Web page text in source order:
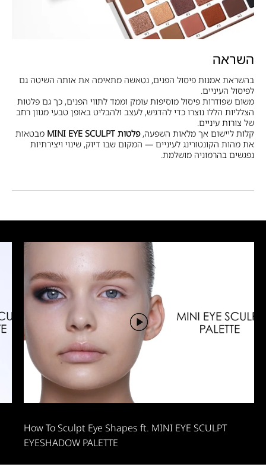
השראה
בהשראת אמנות פיסול הפנים, נטאשה מתאימה את אותה השיטה גם
לפיסול העיניים.
משום שפודרות פיסול מוסיפות עומק וממד לתווי הפנים, כך גם פלטות
הצלליות הללו נוצרו כדי להדגיש, לעצב ולהבליט באופן טבעי מגוון רחב
של צורות עיניים.
קלות ליישום אך מלאות השפעה,פלטות MINI EYE SCULPT
מבטאות
את מהות הקונטורינג לעיניים — המקום שבו דיוק, שינוי ויצירתיות
נפגשים בהרמוניה מושלמת.
How To Sculpt Eye Shapes ft. MINI EYE SCULPT
EYESHADOW PALETTE